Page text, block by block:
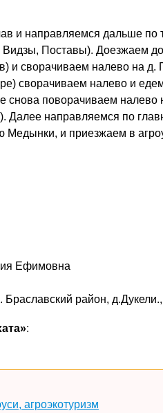
и направляемся дальше по
Видзы, Поставы). Доезжаем
и сворачиваем налево на д.
сворачиваем налево и
снова поворачиваем налево
Далее направляемся по
Медынки, и приезжаем в
Ефимовна
Браславский район,
:
агроэкотуризм